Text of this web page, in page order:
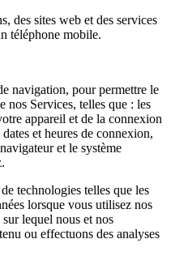
des sites web et des services
téléphone mobile.
navigation, pour permettre le
nos Services, telles que : les
appareil et de la connexion
et heures de connexion,
et le système
technologies telles que les
lorsque vous utilisez nos
lequel nous et nos
ou effectuons des analyses